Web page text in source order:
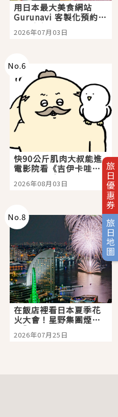
旅日優惠券
旅日地圖
用日本最大美食網站
Gurunavi 客製化預約九
大都市餐廳，打造專屬
美食體驗！
2026年07月03日
No.6
快90公斤肌肉大叔能進
電影院看《吉伊卡哇》
嗎？日本重金屬樂團
「打首」會長與nagano
2026年08月03日
No.8
在飯店裡看日本夏季花
火大會！星野集團煙火
景觀飯店6選，讓你不用
人擠人悠閒欣賞
2026年07月25日